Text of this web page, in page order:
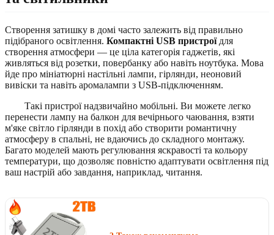
Створення затишку в домі часто залежить від правильно
підібраного освітлення. Компактні USB пристроїдля
створення атмосфери — це ціла категорія гаджетів, які
живляться від розетки, повербанку або навіть ноутбука. Мова
йде про мініатюрні настільні лампи, гірлянди, неоновий
вивіски та навіть аромалампи з USB-підключенням.
Такі пристрої надзвичайно мобільні. Ви можете легко
перенести лампу на балкон для вечірнього чаювання, взяти
м'яке світло гірлянди в похід або створити романтичну
атмосферу в спальні, не вдаючись до складного монтажу.
Багато моделей мають регулювання яскравості та кольору
температури, що дозволяє повністю адаптувати освітлення під
ваш настрій або завдання, наприклад, читання.